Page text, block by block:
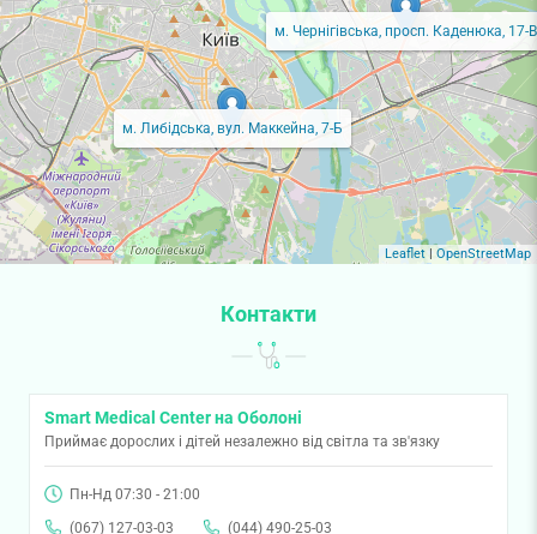
м. Либідська, вул. Маккейна, 7-Б
м. Чернігівська, просп. Каденюка, 17-В
Leaflet OpenStreetMap
Контакти
Smart Medical Center на Оболоні
Приймає дорослих і дітей незалежно від світла та зв'язку
Пн-Нд 07:30 - 21:00
(067) 127-03-03
(044) 490-25-03